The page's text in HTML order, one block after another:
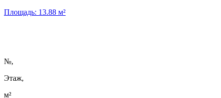
Площадь: 13.88 м²
№,
Этаж,
м²